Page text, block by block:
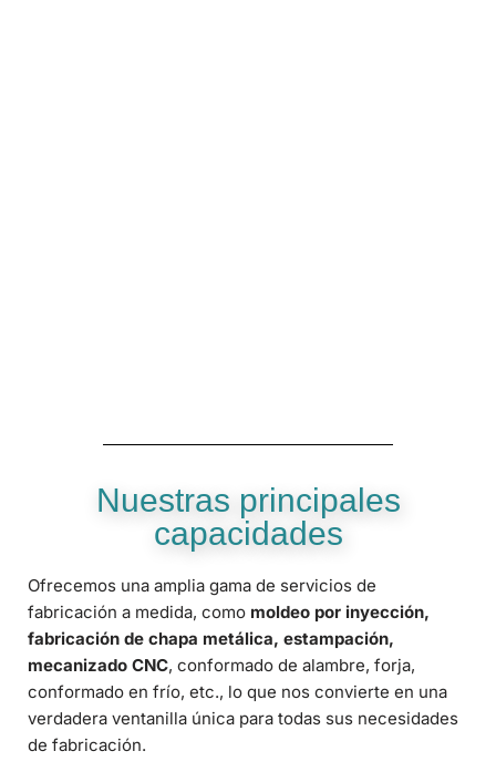
Nuestras principales
capacidades
Ofrecemos una amplia gama de servicios de
fabricación a medida, como moldeo por inyección,
fabricación de chapa metálica, estampación,
mecanizado CNC, conformado de alambre, forja,
conformado en frío, etc., lo que nos convierte en una
verdadera ventanilla única para todas sus necesidades
de fabricación.